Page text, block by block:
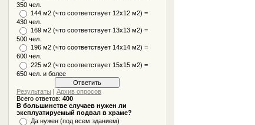
350 чел.
144 м2 (что соответствует 12х12 м2) =
430 чел.
169 м2 (что соответствует 13х13 м2) =
500 чел.
196 м2 (что соответствует 14х14 м2) =
600 чел.
225 м2 (что соответствует 15х15 м2) =
650 чел. и более
Результаты |Архив опросов
Всего ответов:400
В большинстве случаев нужен ли
эксплуатируемый подвал в храме?
Да нужен (под всем зданием)